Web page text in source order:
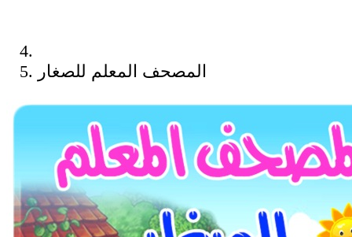
المصحف المعلم للصغار